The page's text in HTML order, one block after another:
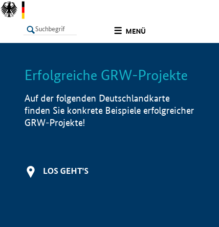
MENÜ
LISTE Info
Erfolgreiche GRW-Projekte
Auf der folgenden Deutschlandkarte
finden Sie konkrete Beispiele erfolgreicher
GRW-Projekte!
LOS GEHT'S